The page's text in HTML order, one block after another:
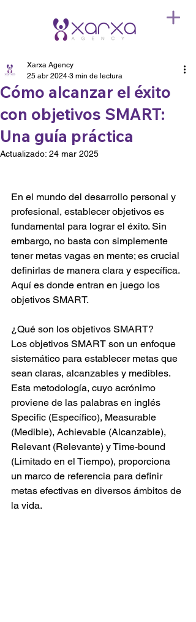
Cómo alcanzar el éxito
con objetivos SMART:
Una guía práctica
Xarxa Agency
25 abr 2024 3 min de lectura
Actualizado: 24 mar 2025
En el mundo del desarrollo personal y
profesional, establecer objetivos es
fundamental para lograr el éxito. Sin
embargo, no basta con simplemente
tener metas vagas en mente; es crucial
definirlas de manera clara y específica.
Aquí es donde entran en juego los
objetivos SMART.
¿Qué son los objetivos SMART?
Los objetivos SMART son un enfoque
sistemático para establecer metas que
sean claras, alcanzables y medibles.
Esta metodología, cuyo acrónimo
proviene de las palabras en inglés
Specific (Específico), Measurable
(Medible), Achievable (Alcanzable),
Relevant (Relevante) y Time-bound
(Limitado en el Tiempo), proporciona
un marco de referencia para definir
metas efectivas en diversos ámbitos de
la vida.